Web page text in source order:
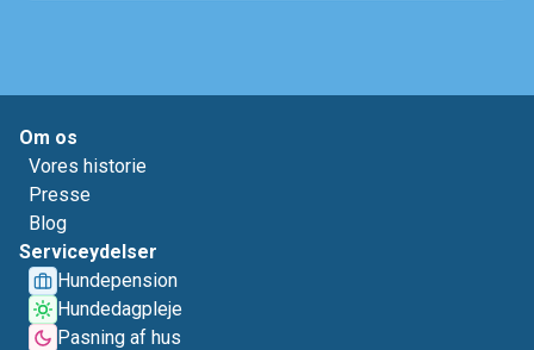
Om os
Vores historie
Presse
Blog
Serviceydelser
Hundepension
Hundedagpleje
Pasning af hus